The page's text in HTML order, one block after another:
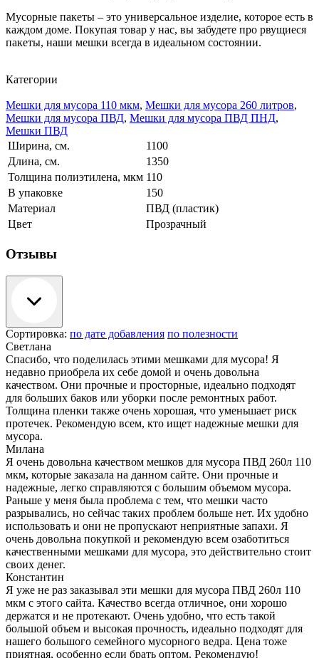
Мусорные пакеты – это универсальное изделие, которое есть в
каждом доме. Покупая товар у нас, вы забудете про рвущиеся
пакеты, наши мешки всегда в идеальном состоянии.
Категории
Мешки для мусора 110 мкм, Мешки для мусора 260 литров,
Мешки для мусора ПВД, Мешки для мусора ПВД ПНД,
Мешки ПВД
Ширина, см.
1100
Длина, см.
1350
Толщина полиэтилена, мкм 110
В упаковке
150
Материал
ПВД (пластик)
Цвет
Прозрачный
Отзывы
Сортировка: по дате добавления по полезности
Светлана
Спасибо, что поделилась этими мешками для мусора! Я
недавно приобрела их себе домой и очень довольна
качеством. Они прочные и просторные, идеально подходят
для больших баков или уборки после ремонтных работ.
Толщина пленки также очень хорошая, что уменьшает риск
протечек. Рекомендую всем, кто ищет надежные мешки для
мусора.
Милана
Я очень довольна качеством мешков для мусора ПВД 260л 110
мкм, которые заказала на данном сайте. Они прочные и
надежные, легко справляются с большим объемом мусора.
Раньше у меня была проблема с тем, что мешки часто
разрывались, но сейчас таких проблем больше нет. Их удобно
использовать и они не пропускают неприятные запахи. Я
очень довольна покупкой и рекомендую всем озаботиться
качественными мешками для мусора, это действительно стоит
своих денег.
Константин
Я уже не раз заказывал эти мешки для мусора ПВД 260л 110
мкм с этого сайта. Качество всегда отличное, они хорошо
держатся и не протекают. Очень удобно, что есть такой
большой объем и высокая прочность, идеально подходят для
нашего большого семейного мусорного ведра. Цена тоже
приятная, особенно если брать оптом. Рекомендую!